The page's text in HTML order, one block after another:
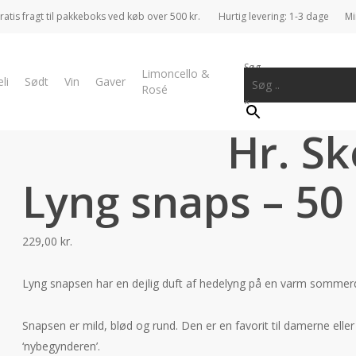
fragt til pakkeboks ved køb over 500 kr. Hurtig levering: 1-3 dage
Sødt Vin Gaver
Limoncello &
Rosé
Søg ..
×
Hr. Skov – Lyng snaps – 50
Hr.
Lyng snaps –
229,00kr.
Lyng snapsen har en dejlig duft af hedelyng på en varm
Snapsen er mild, blød og rund. Den er en favorit til damerne
‘nybegynderen’.